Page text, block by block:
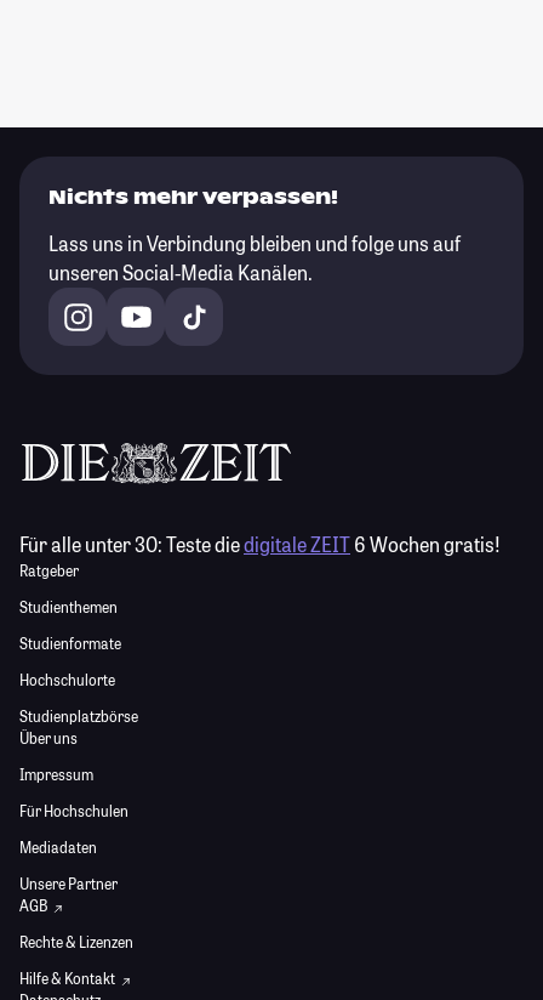
Nichts mehr verpassen!
Lass uns in Verbindung bleiben und folge uns auf
unseren Social-Media Kanälen.
Für alle unter 30:Teste diedigitale ZEIT6 Wochen gratis!
Ratgeber
Studienthemen
Studienformate
Hochschulorte
Studienplatzbörse
Über uns
Impressum
Für Hochschulen
Mediadaten
Unsere Partner
AGB
Rechte & Lizenzen
Hilfe & Kontakt